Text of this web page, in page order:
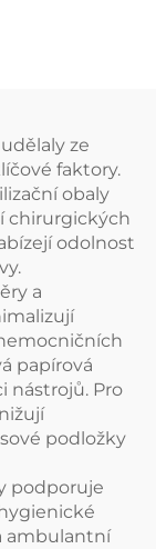
ze
faktory.
obaly
chirurgických
odolnost
a
papírová
nástrojů. Pro
podložky
podporuje
ambulantní